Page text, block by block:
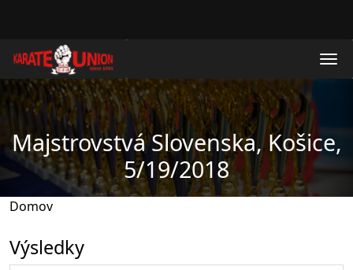
Majstrovstvá Slovenska, Košice,
5/19/2018
Domov
Výsledky